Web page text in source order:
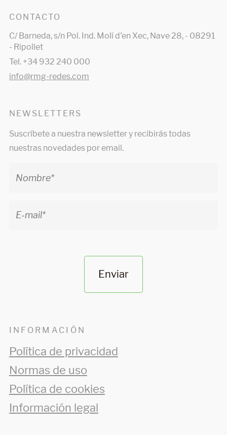
CONTACTO
C/ Barneda, s/n Pol. Ind. Molí d'en Xec, Nave 28, - 08291
- Ripollet
Tel. +34 932 240 000
info@rmg-redes.com
NEWSLETTERS
Suscríbete a nuestra newsletter y recibirás todas
nuestras novedades por email.
Enviar
INFORMACIÓN
Política de privacidad
Normas de uso
Política de cookies
Información legal